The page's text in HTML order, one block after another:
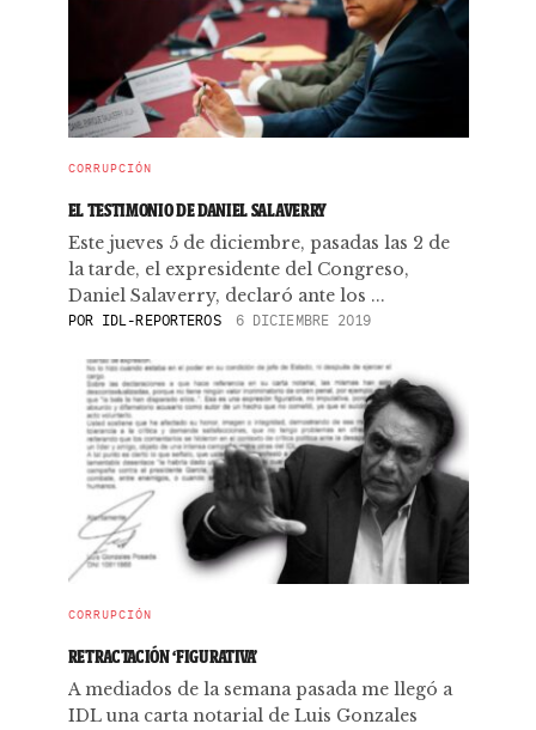
CORRUPCIÓN
EL TESTIMONIO DE DANIEL SALAVERRY
Este jueves 5 de diciembre, pasadas las 2 de
la tarde, el expresidente del Congreso,
Daniel Salaverry, declaró ante los ...
POR IDL-REPORTEROS 6 DICIEMBRE 2019
CORRUPCIÓN
RETRACTACIÓN ‘FIGURATIVA’
A mediados de la semana pasada me llegó a
IDL una carta notarial de Luis Gonzales